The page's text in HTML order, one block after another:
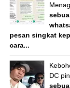
pesan singkat
cara...
DC